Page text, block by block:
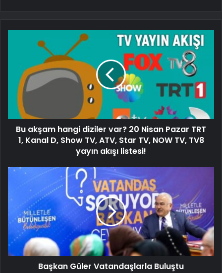
Bu akşam hangi diziler var? 20 Nisan Pazar TRT
1, Kanal D, Show TV, ATV, Star TV, NOW TV, TV8
yayın akışı listesi!
Başkan Güler Vatandaşlarla Buluştu